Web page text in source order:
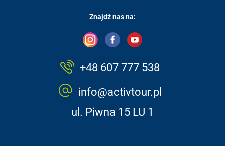
Znajdź nas na:
+48 607 777 538
info@activtour.pl
ul. Piwna 15 LU 1